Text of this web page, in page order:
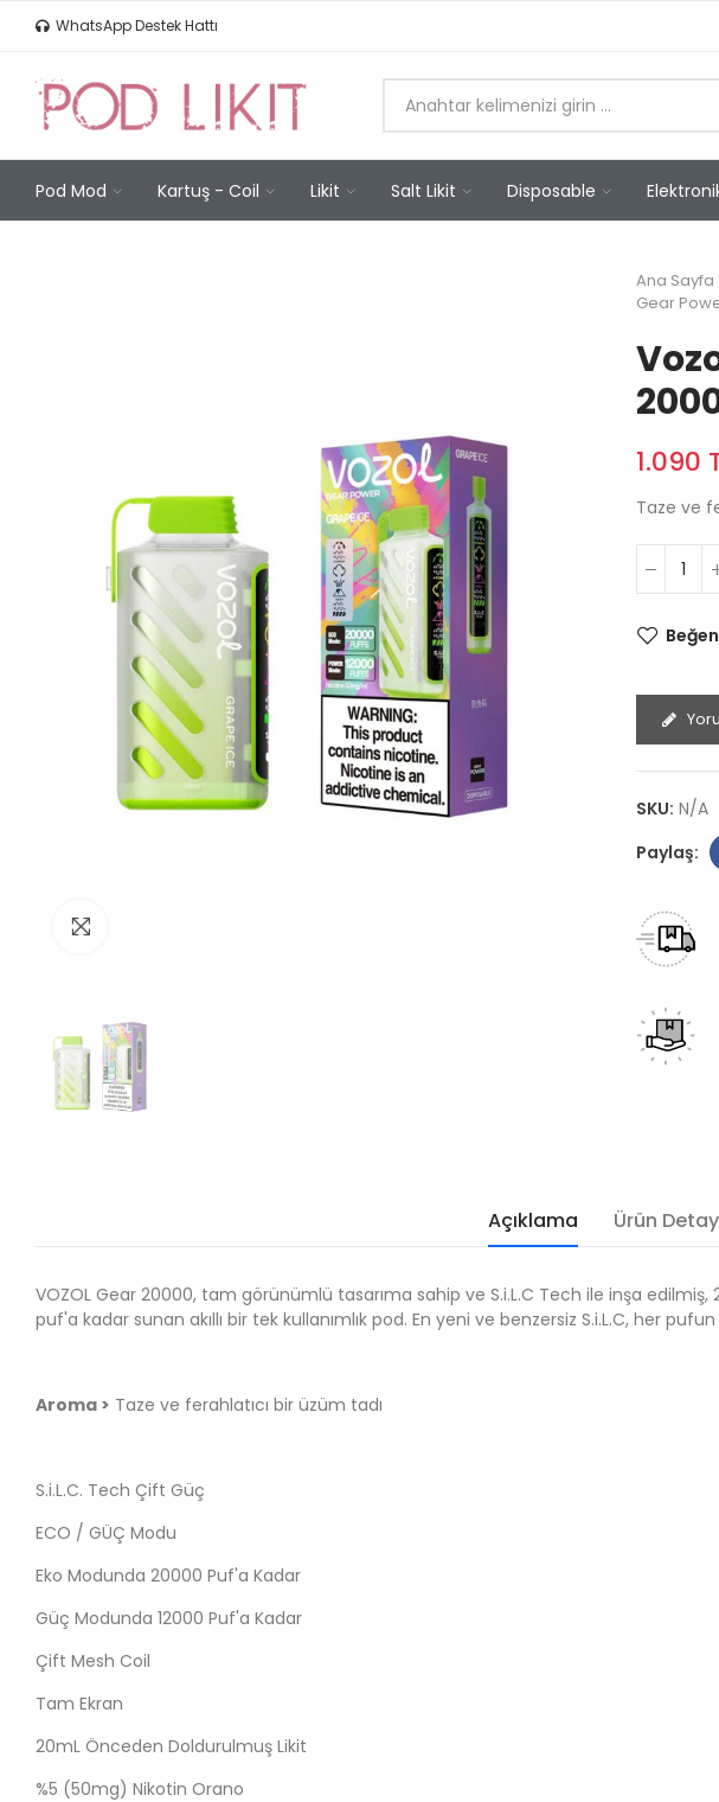
WhatsApp Destek Hattı
Pod Mod Kartuş - Coil Likit Salt Likit Disposable
Ana Sayfa
Gear
1.090
Taze ve
SKU: N/A
Açıklama Ürün
VOZOL Gear 20000, tam görünümlü tasarıma sahip ve S.i.L.C Tech ile inşa
puf'a kadar sunan akıllı bir tek kullanımlık pod. En yeni ve benzersiz S.i.L.C, her
Aroma > Taze ve ferahlatıcı bir üzüm tadı
S.i.L.C. Tech Çift Güç
ECO / GÜÇ Modu
Eko Modunda 20000 Puf'a Kadar
Güç Modunda 12000 Puf'a Kadar
Çift Mesh Coil
Tam Ekran
20mL Önceden Doldurulmuş Likit
%5 (50mg) Nikotin Orano